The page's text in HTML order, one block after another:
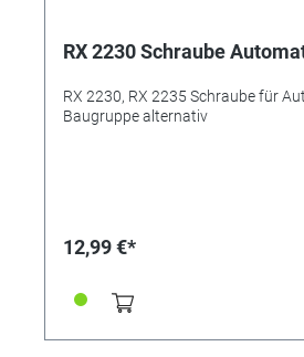
RX 2230 Schraube
RX 2230, RX 2235 Schraube für
Baugruppe alternativ
12,99 €*